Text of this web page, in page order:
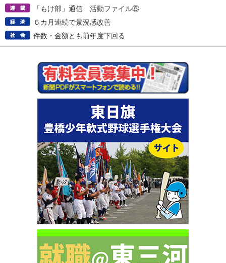
「もけ部」通信 活動ファイル⑤
６カ月連続で景況感改善
件数・金額とも前年度下回る